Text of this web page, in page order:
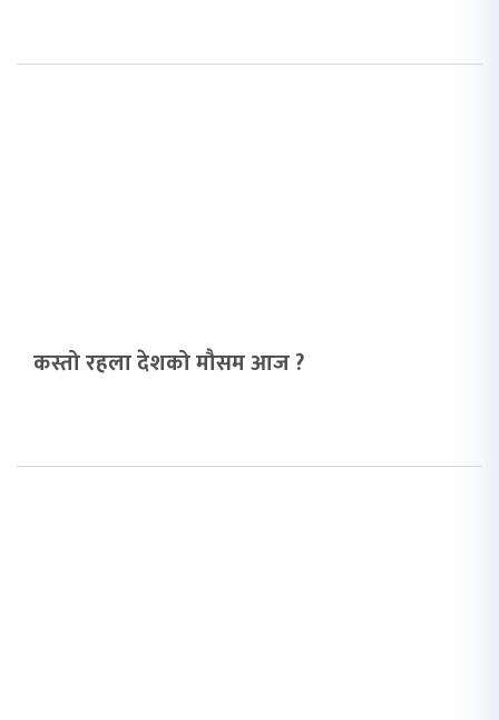
कस्तो रहला देशको मौसम आज ?